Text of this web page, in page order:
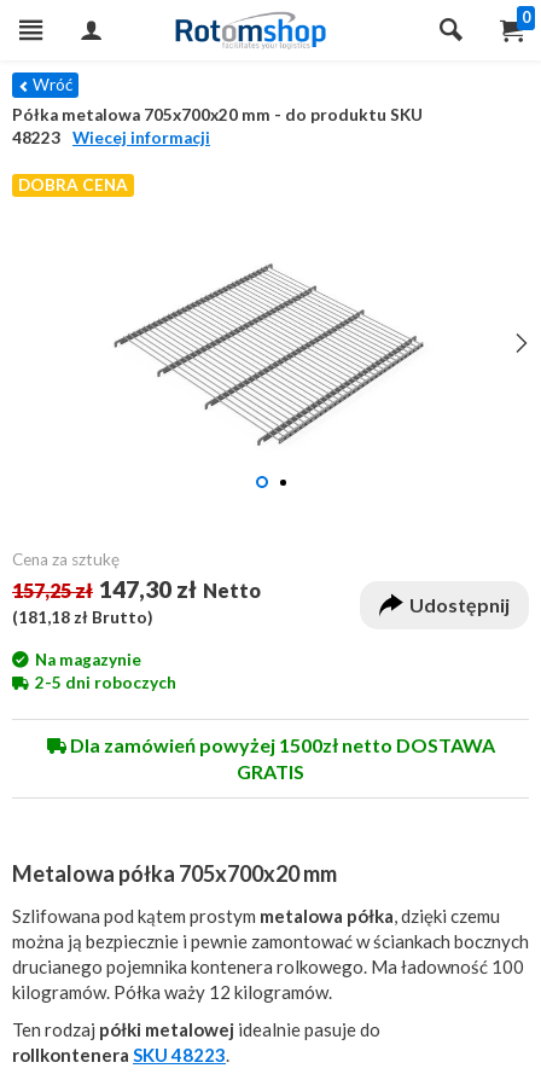
0
Wróć
Półka metalowa 705x700x20 mm - do produktu SKU
48223
Wiecej informacji
DOBRA CENA
Cena za sztukę
157,25 zł 147,30 zł Netto
(181,18 zł Brutto)
Udostępnij
Na magazynie
2-5 dni roboczych
Dla zamówień powyżej 1500zł netto DOSTAWA
GRATIS
Metalowa półka 705x700x20 mm
Szlifowana pod kątem prostym metalowa półka, dzięki czemu
można ją bezpiecznie i pewnie zamontować w ściankach bocznych
drucianego pojemnika kontenera rolkowego. Ma ładowność 100
kilogramów. Półka waży 12 kilogramów.
Ten rodzaj półki metalowej idealnie pasuje do
rollkontenera SKU 48223.